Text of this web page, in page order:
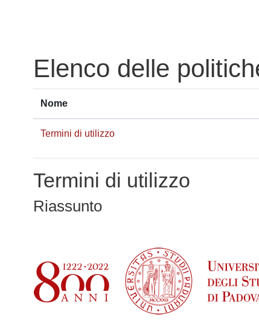
Elenco delle
Nome
Termini di utilizzo
Termini di utilizzo
Riassunto